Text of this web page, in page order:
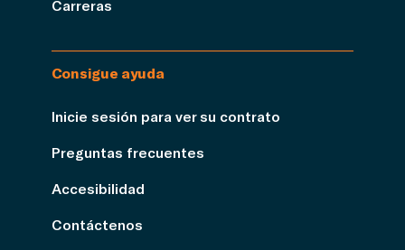
Carreras
Consigue ayuda
Inicie sesión para ver su contrato
Preguntas frecuentes
Accesibilidad
Contáctenos